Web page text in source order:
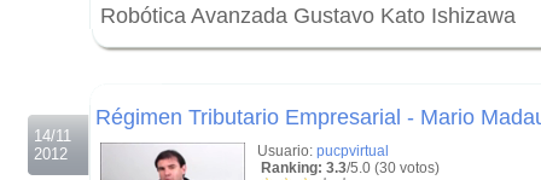
Robótica Avanzada Gustavo Kato Ishizawa
14/11
2012
Régimen Tributario Empresarial - Mario
Usuario: pucpvirtual
Ranking: 3.3/5.0 (30 votos)